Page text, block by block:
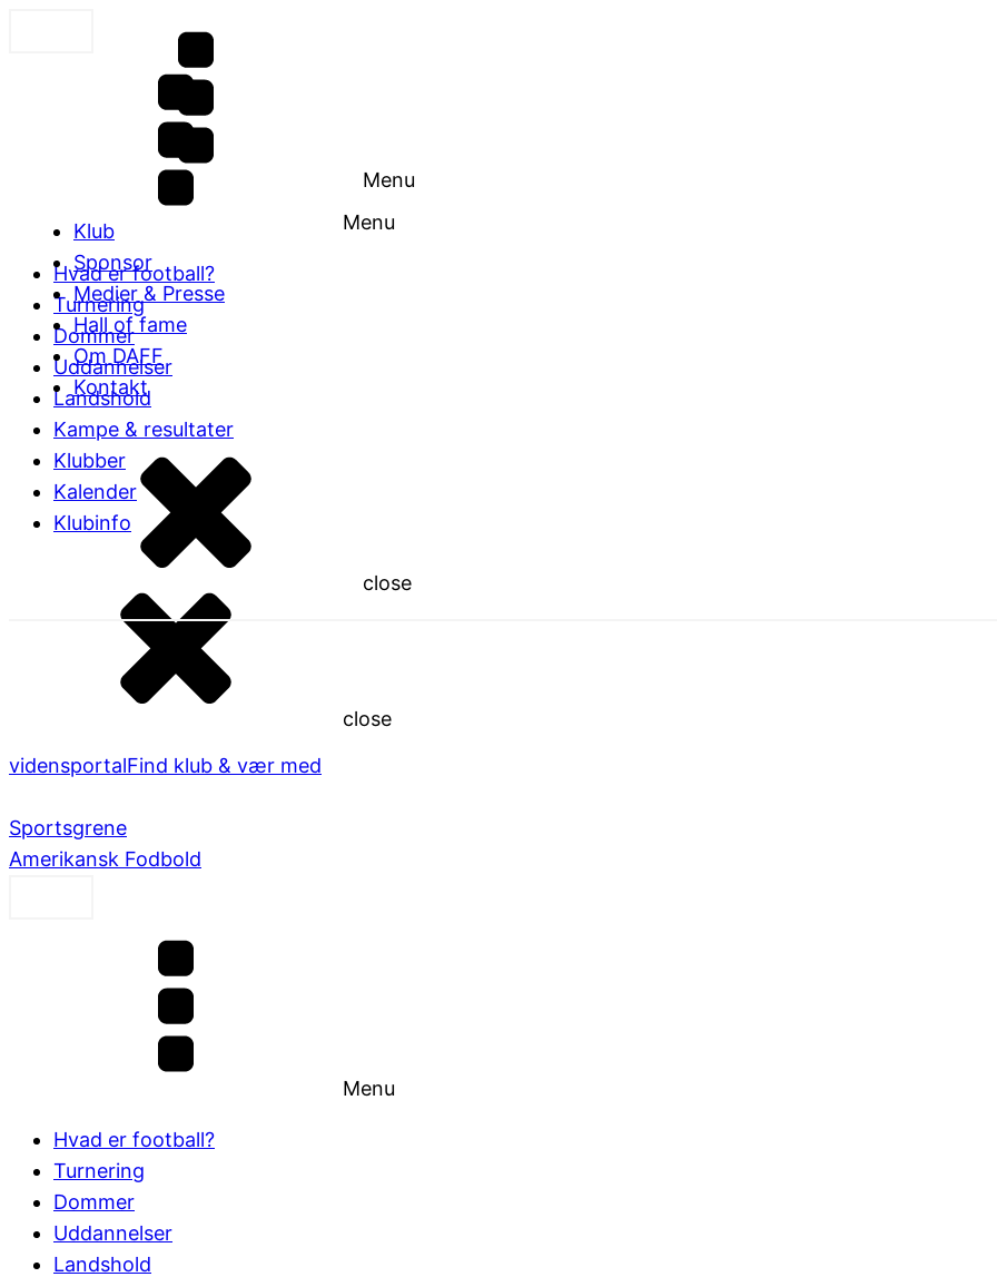
Menu
Klub
Sponsor
Medier & Presse
Hall of fame
Om DAFF
Kontakt
close
Menu
Hvad er football?
Turnering
Dommer
Uddannelser
Landshold
Kampe & resultater
Klubber
Kalender
Klubinfo
close
vidensportalFind klub & vær med
Sportsgrene
Amerikansk Fodbold
Menu
Hvad er football?
Turnering
Dommer
Uddannelser
Landshold